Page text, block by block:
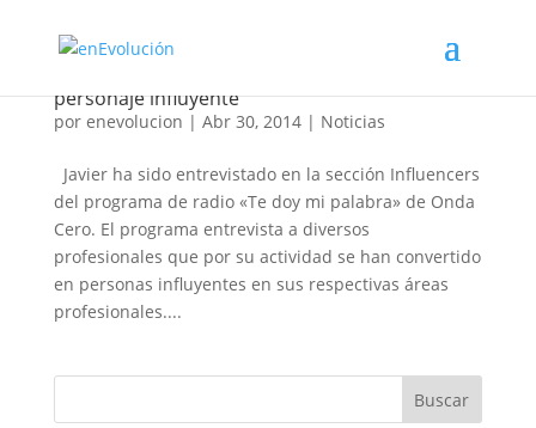
personaje influyente
por enevolucion | Abr 30, 2014| Noticias
Javier ha sido entrevistado en la sección Influencers
del programa de radio «Te doy mi palabra» de Onda
Cero. El programa entrevista a diversos
profesionales que por su actividad se han convertido
en personas influyentes en sus respectivas áreas
profesionales....